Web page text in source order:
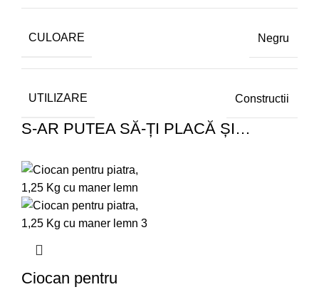
CULOARE Negru
UTILIZARE Constructii
S-AR PUTEA SĂ-ȚI PLACĂ ȘI…
Ciocan pentru